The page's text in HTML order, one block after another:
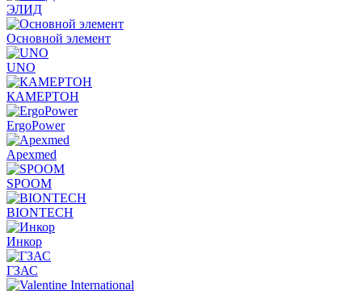
ЭЛИД
Основной элемент
UNO
КАМЕРТОН
ErgoPower
Apexmed
SPOOM
BIONTECH
Инкор
ГЗАС